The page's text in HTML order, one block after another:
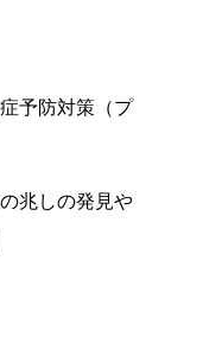
予防対策（プ
兆しの発見や